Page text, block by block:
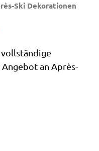
Ski Dekorationen
an Après-